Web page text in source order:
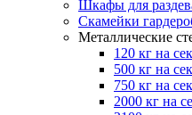
Шкафы для
Скамейки
Металлические
120 кг на
500 кг на
750 кг на
2000 кг на